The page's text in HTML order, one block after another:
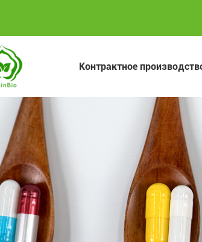
Контрактное